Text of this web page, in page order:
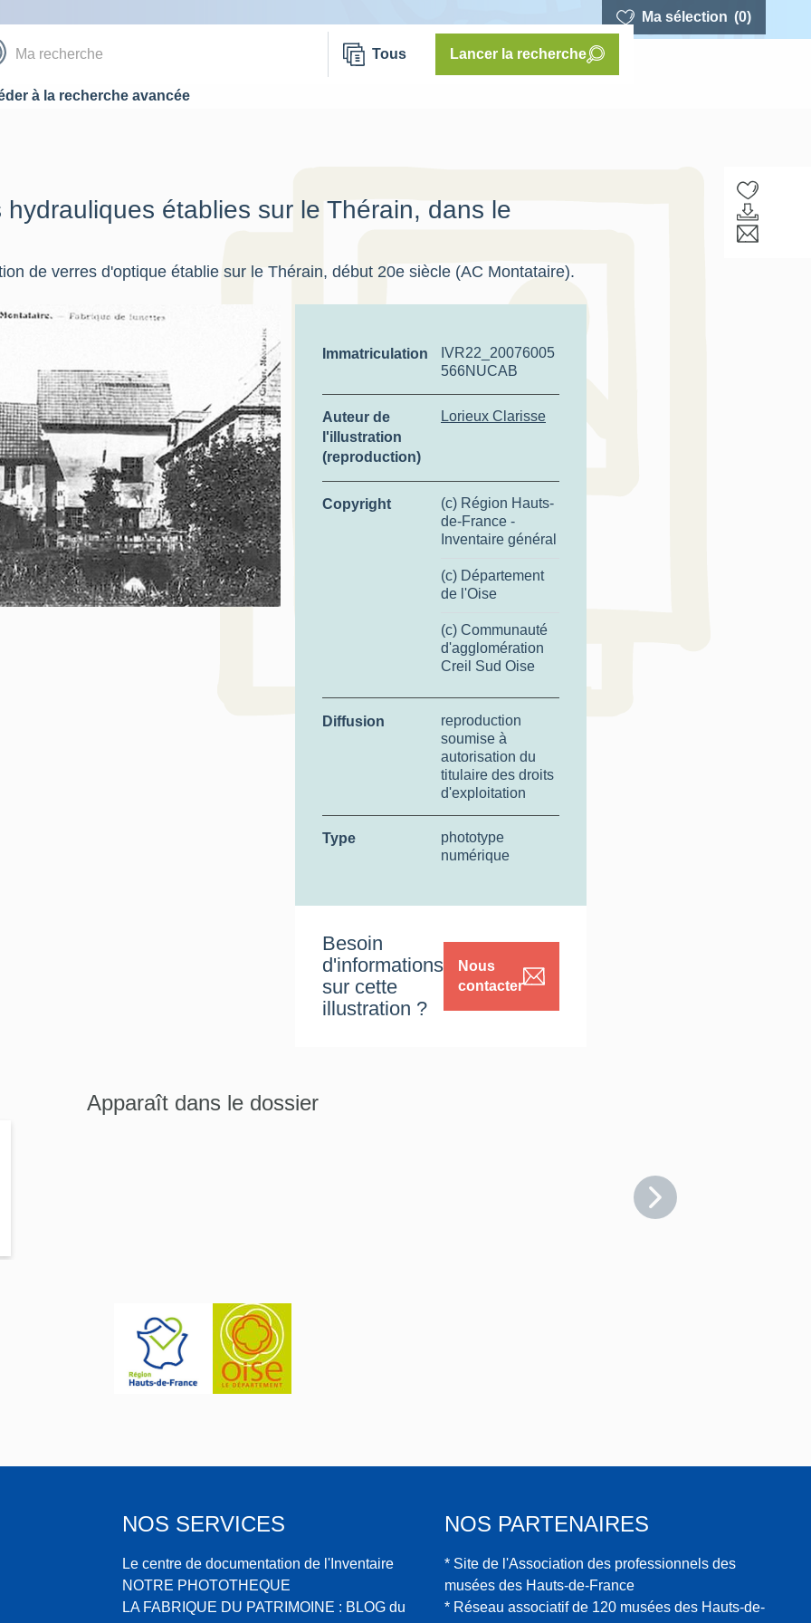
Ma sélection (0)
Tous Lancer la recherche
à la recherche avancée
hydrauliques établies sur le Thérain, dans le
de verres d'optique établie sur le Thérain, début 20e siècle (AC Montataire).
Immatriculation
IVR22_20076005
566NUCAB
Auteur de
l'illustration
(reproduction)
Lorieux Clarisse
Copyright
(c) Région Hauts-
de-France -
Inventaire général
(c) Département
de l'Oise
(c) Communauté
d'agglomération
Creil Sud Oise
Diffusion
reproduction
soumise à
autorisation du
titulaire des droits
d'exploitation
Type
phototype
numérique
Besoin
d'informations
sur cette
illustration ?
Nous
contacter
Apparaît dans le dossier
NOS SERVICES
Le centre de documentation de l'Inventaire
NOTRE PHOTOTHEQUE
LA FABRIQUE DU PATRIMOINE : BLOG du
NOS PARTENAIRES
* Site de l'Association des professionnels des
musées des Hauts-de-France
* Réseau associatif de 120 musées des Hauts-de-